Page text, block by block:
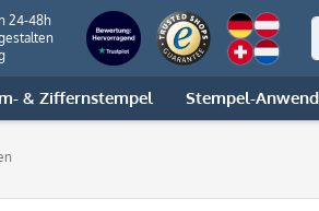
24-48h
& Ziffernstempel Stempel-